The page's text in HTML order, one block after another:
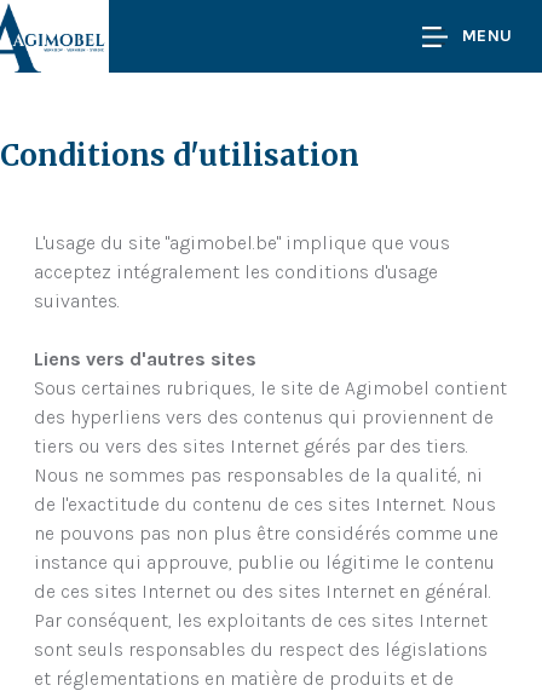
MENU
Conditions d'utilisation
L'usage du site "agimobel.be" implique que vous
acceptez intégralement les conditions d'usage
suivantes.
Liens vers d'autres sites
Sous certaines rubriques, le site de Agimobel contient
des hyperliens vers des contenus qui proviennent de
tiers ou vers des sites Internet gérés par des tiers.
Nous ne sommes pas responsables de la qualité, ni
de l'exactitude du contenu de ces sites Internet. Nous
ne pouvons pas non plus être considérés comme une
instance qui approuve, publie ou légitime le contenu
de ces sites Internet ou des sites Internet en général.
Par conséquent, les exploitants de ces sites Internet
sont seuls responsables du respect des législations
et réglementations en matière de produits et de